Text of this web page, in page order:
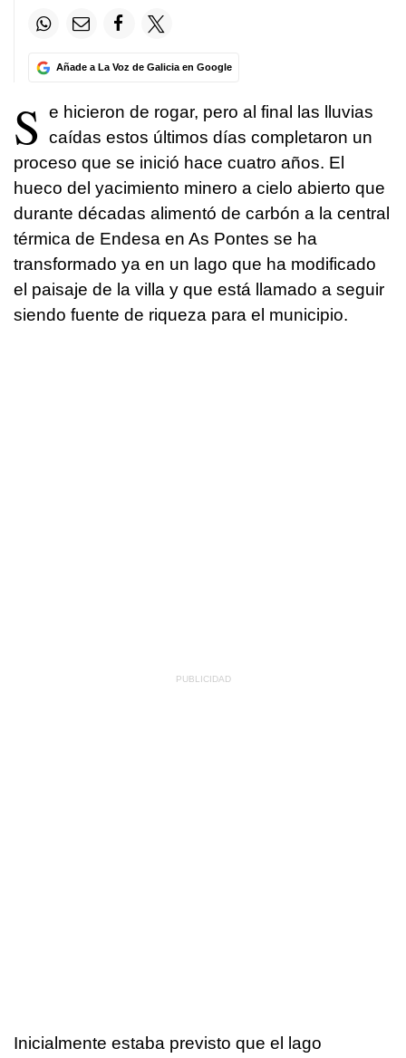
Añade a La Voz de Galicia en Google
S
e hicieron de rogar, pero al final las lluvias
caídas estos últimos días completaron un
proceso que se inició hace cuatro años. El
hueco del yacimiento minero a cielo abierto que
durante décadas alimentó de carbón a la central
térmica de Endesa en As Pontes se ha
transformado ya en un lago que ha modificado
el paisaje de la villa y que está llamado a seguir
siendo fuente de riqueza para el municipio.
Inicialmente estaba previsto que el lago